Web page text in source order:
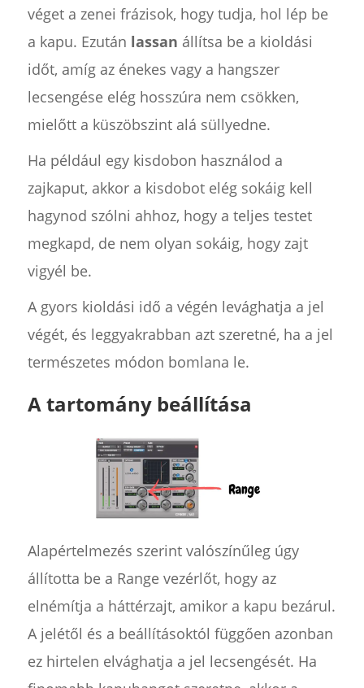
véget a zenei frázisok, hogy tudja, hol lép be
a kapu. Ezután lassan állítsa be a kioldási
időt, amíg az énekes vagy a hangszer
lecsengése elég hosszúra nem csökken,
mielőtt a küszöbszint alá süllyedne.
Ha például egy kisdobon használod a
zajkaput, akkor a kisdobot elég sokáig kell
hagynod szólni ahhoz, hogy a teljes testet
megkapd, de nem olyan sokáig, hogy zajt
vigyél be.
A gyors kioldási idő a végén levághatja a jel
végét, és leggyakrabban azt szeretné, ha a jel
természetes módon bomlana le.
A tartomány beállítása
Alapértelmezés szerint valószínűleg úgy
állította be a Range vezérlőt, hogy az
elnémítja a háttérzajt, amikor a kapu bezárul.
A jelétől és a beállításoktól függően azonban
ez hirtelen elvághatja a jel lecsengését. Ha